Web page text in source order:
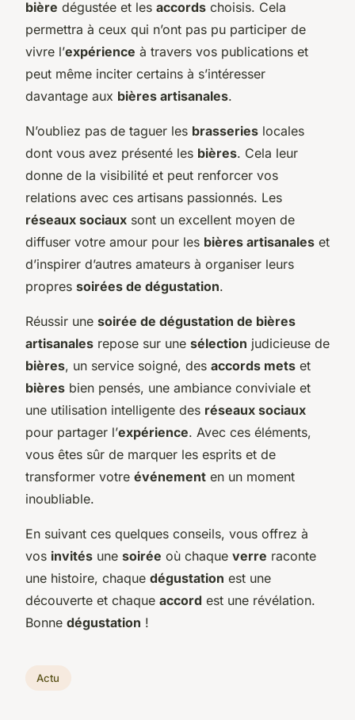
bière dégustée et les accords choisis. Cela
permettra à ceux qui n’ont pas pu participer de
vivre l’expérience à travers vos publications et
peut même inciter certains à s’intéresser
davantage aux bières artisanales.
N’oubliez pas de taguer les brasseries locales
dont vous avez présenté les bières. Cela leur
donne de la visibilité et peut renforcer vos
relations avec ces artisans passionnés. Les
réseaux sociaux sont un excellent moyen de
diffuser votre amour pour les bières artisanales et
d’inspirer d’autres amateurs à organiser leurs
propres soirées de dégustation.
Réussir une soirée de dégustation de bières
artisanales repose sur une sélection judicieuse de
bières, un service soigné, des accords mets et
bières bien pensés, une ambiance conviviale et
une utilisation intelligente des réseaux sociaux
pour partager l’expérience. Avec ces éléments,
vous êtes sûr de marquer les esprits et de
transformer votre événement en un moment
inoubliable.
En suivant ces quelques conseils, vous offrez à
vos invités une soirée où chaque verre raconte
une histoire, chaque dégustation est une
découverte et chaque accord est une révélation.
Bonne dégustation !
Actu